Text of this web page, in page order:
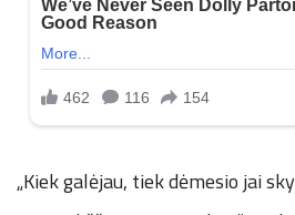
„Kiek galėjau, tiek dėmesio jai